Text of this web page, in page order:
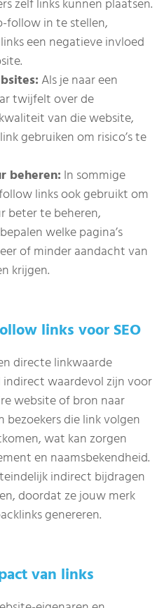
zelf links kunnen plaatsen.
follow in te stellen,
een negatieve invloed
Als je naar een
twijfelt over de
van die website,
gebruiken om risico’s te
beheren: In sommige
links ook gebruikt om
beter te beheren,
welke pagina’s
of minder aandacht van
krijgen.
links voor SEO
directe linkwaarde
waardevol zijn voor
website of bron naar
die link volgen
wat kan zorgen
en naamsbekendheid.
indirect bijdragen
doordat ze jouw merk
genereren.
van links